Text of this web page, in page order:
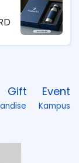
Gift
Event
Kampus